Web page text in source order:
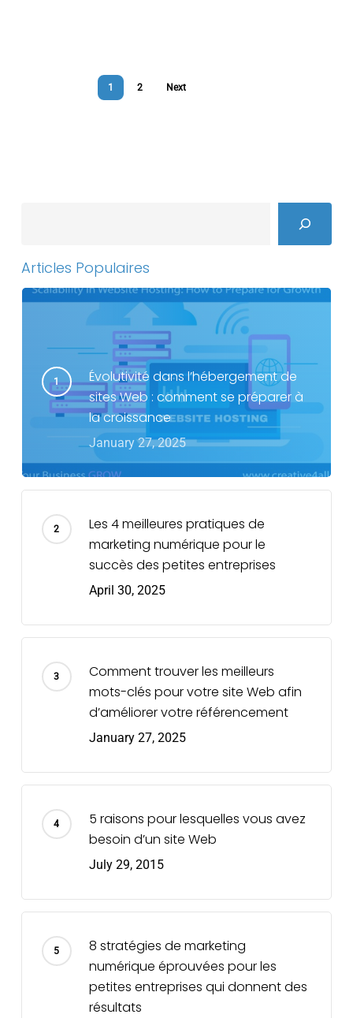
1 2 Next
Articles Populaires
Évolutivité dans l’hébergement de
sites Web : comment se préparer à
la croissance
January 27, 2025
Les 4 meilleures pratiques de
marketing numérique pour le
succès des petites entreprises
April 30, 2025
Comment trouver les meilleurs
mots-clés pour votre site Web afin
d’améliorer votre référencement
January 27, 2025
5 raisons pour lesquelles vous avez
besoin d’un site Web
July 29, 2015
8 stratégies de marketing
numérique éprouvées pour les
petites entreprises qui donnent des
résultats